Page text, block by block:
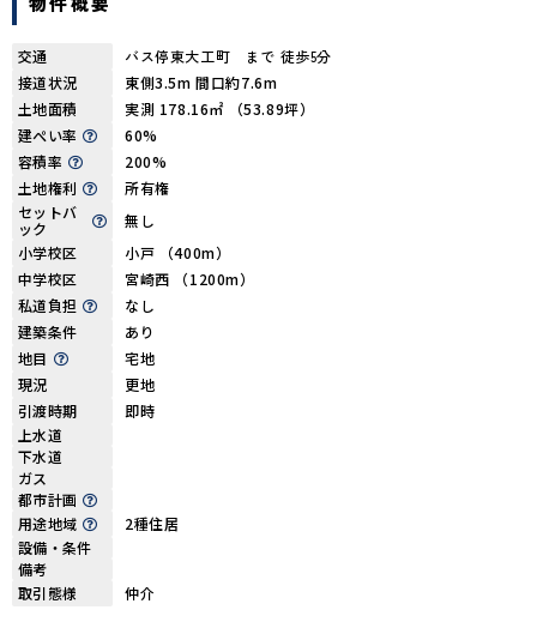
交通
バス停東大工町 まで 徒歩5分
接道状況
東側3.5m 間口約7.6m
土地面積
実測 178.16㎡ （53.89坪）
建ぺい率
60%
容積率
200%
土地権利
所有権
セットバ
ック
無し
小学校区
小戸 （400m）
中学校区
宮崎西 （1200m）
私道負担
なし
建築条件
あり
地目
宅地
現況
更地
引渡時期
即時
上水道
下水道
ガス
都市計画
用途地域
2種住居
設備・条件
備考
取引態様
仲介